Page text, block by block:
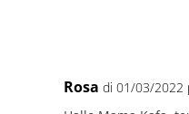
Rosa di 01/03/2022